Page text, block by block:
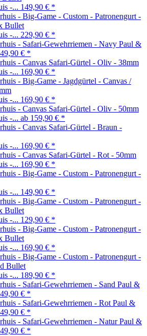
-... 149,90 € *
-... 229,90 € *
Paul &
€ *
-... 169,90 € *
-... 169,90 € *
-... ab 159,90 € *
-... 169,90 € *
-... 169,90 € *
-... 149,90 € *
-... 129,90 € *
-... 169,90 € *
-... 189,90 € *
Paul &
€ *
Paul &
€ *
Paul &
€ *